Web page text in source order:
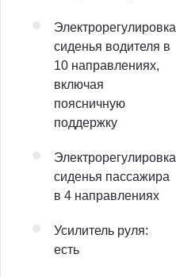
Электрорегулировка
сиденья водителя в
10 направлениях,
включая
поясничную
поддержку
Электрорегулировка
сиденья пассажира
в 4 направлениях
Усилитель руля:
есть